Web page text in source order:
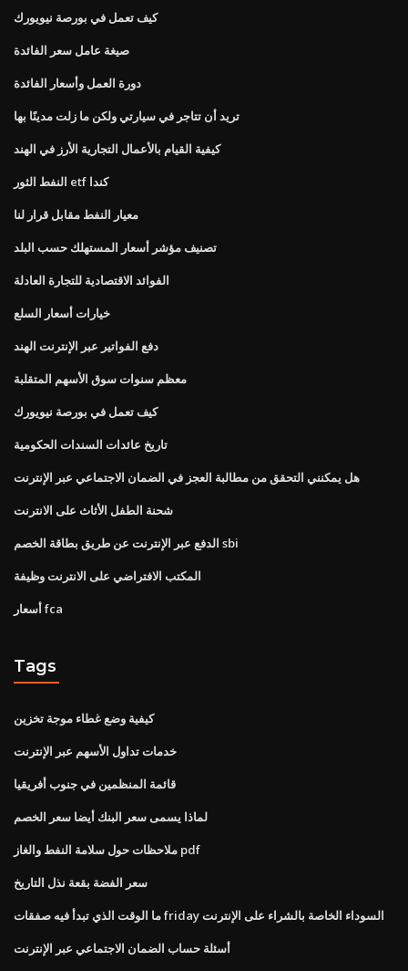
كيف تعمل في بورصة نيويورك
صيغة عامل سعر الفائدة
دورة العمل وأسعار الفائدة
تريد أن تتاجر في سيارتي ولكن ما زلت مدينًا بها
كيفية القيام بالأعمال التجارية الأرز في الهند
النفط الثور etf كندا
معيار النفط مقابل قرار لنا
تصنيف مؤشر أسعار المستهلك حسب البلد
الفوائد الاقتصادية للتجارة العادلة
خيارات أسعار السلع
دفع الفواتير عبر الإنترنت الهند
معظم سنوات سوق الأسهم المتقلبة
كيف تعمل في بورصة نيويورك
تاريخ عائدات السندات الحكومية
هل يمكنني التحقق من مطالبة العجز في الضمان الاجتماعي عبر الإنترنت
شحنة الطفل الأثاث على الانترنت
الدفع عبر الإنترنت عن طريق بطاقة الخصم sbi
المكتب الافتراضي على الانترنت وظيفة
أسعار fca
Tags
كيفية وضع غطاء موجة تخزين
خدمات تداول الأسهم عبر الإنترنت
قائمة المنظمين في جنوب أفريقيا
لماذا يسمى سعر البنك أيضا سعر الخصم
ملاحظات حول سلامة النفط والغاز pdf
سعر الفضة بقعة نذل التاريخ
ما الوقت الذي تبدأ فيه صفقات friday السوداء الخاصة بالشراء على الإنترنت
أسئلة حساب الضمان الاجتماعي عبر الإنترنت